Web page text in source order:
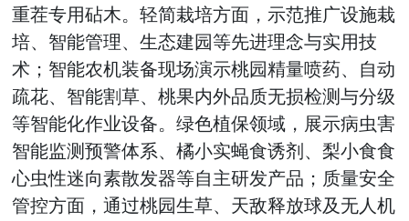
重茬专用砧木。轻简栽培方面，示范推广设施栽
培、智能管理、生态建园等先进理念与实用技
术；智能农机装备现场演示桃园精量喷药、自动
疏花、智能割草、桃果内外品质无损检测与分级
等智能化作业设备。绿色植保领域，展示病虫害
智能监测预警体系、橘小实蝇食诱剂、梨小食食
心虫性迷向素散发器等自主研发产品；质量安全
管控方面，通过桃园生草、天敌释放球及无人机